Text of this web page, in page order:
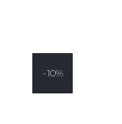
-10%